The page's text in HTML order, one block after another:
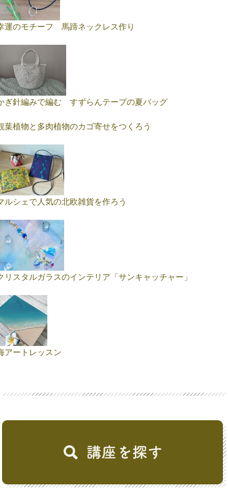
運のモチーフ 馬蹄ネックレス作り
ぎ針編みで編む すずらんテープの夏バッグ
葉植物と多肉植物のカゴ寄せをつくろう
ルシェで人気の北欧雑貨を作ろう
リスタルガラスのインテリア「サンキャッチャー」
アートレッスン